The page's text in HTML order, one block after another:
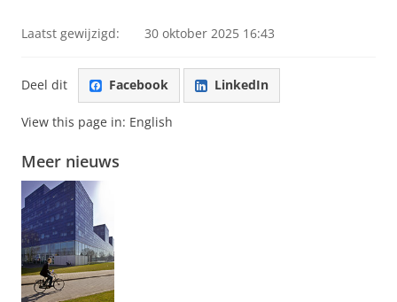
Laatst gewijzigd: 30 oktober 2025 16:43
Deel dit Facebook LinkedIn
View this page in: English
Meer nieuws